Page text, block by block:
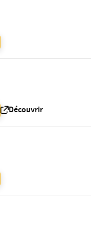
Découvrir